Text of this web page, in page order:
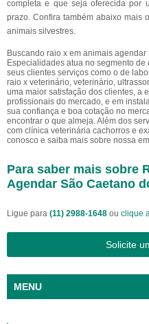
completa e que seja oferecida por
prazo. Confira também abaixo mais
animais silvestres.
Buscando raio x em animais
Especialidades atua no segmento
seus clientes serviços como o de
raio x veterinário, veterinário,
uma maior satisfação dos clientes, a
profissionais do mercado, e em
sua confiança e boa cotação no
encontrar o que almeja. Além dos
com clínica veterinária cachorros e
conosco e saiba mais sobre nossa
Para saber mais sobre
Agendar São Caetano
Ligue para (11) 2988-1648 ou clique
Solicite
MENU